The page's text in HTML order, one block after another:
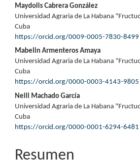
Contenido
principal
del
artículo
Maydolis Cabrera González
Universidad Agraria de La Habana
Cuba
https://orcid.org/0009-0005-7830-8499
Mabelin Armenteros Amaya
Universidad Agraria de La Habana
Cuba
https://orcid.org/0000-0003-4143-9805
Neili Machado García
Universidad Agraria de La Habana
Cuba
https://orcid.org/0000-0001-6294-6481
Resumen